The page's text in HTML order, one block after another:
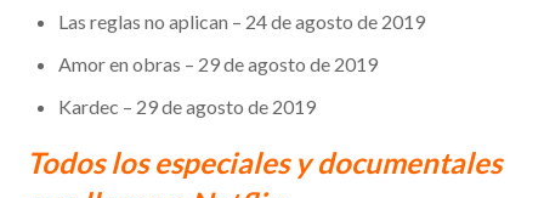
Las reglas no aplican – 24 de agosto de 2019
Amor en obras – 29 de agosto de 2019
Kardec – 29 de agosto de 2019
Todos los especiales y documentales